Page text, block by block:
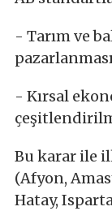
- Tarım ve
- Kırsal
Bu karar ile
(Afyon,
Hatay,